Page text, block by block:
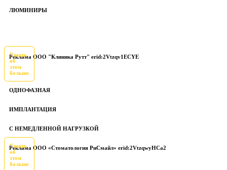
ЛЮМИНИРЫ
Реклама ООО "Клиника Рутт" erid:2Vtzqv1ECYE
Узнать
об
этом
больше
ОДНОФАЗНАЯ
ИМПЛАНТАЦИЯ
С НЕМЕДЛЕННОЙ НАГРУЗКОЙ
Реклама ООО «Стоматология РиСмайл» erid:2VtzqwyHCa2
Узнать
об
этом
больше